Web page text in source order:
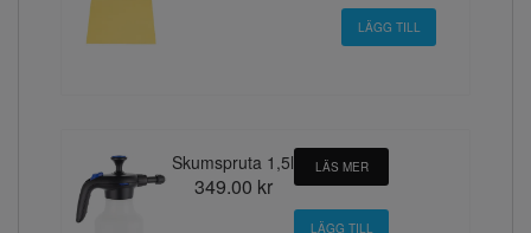
Skumspruta 1,5l
349.00 kr
LÄS MER